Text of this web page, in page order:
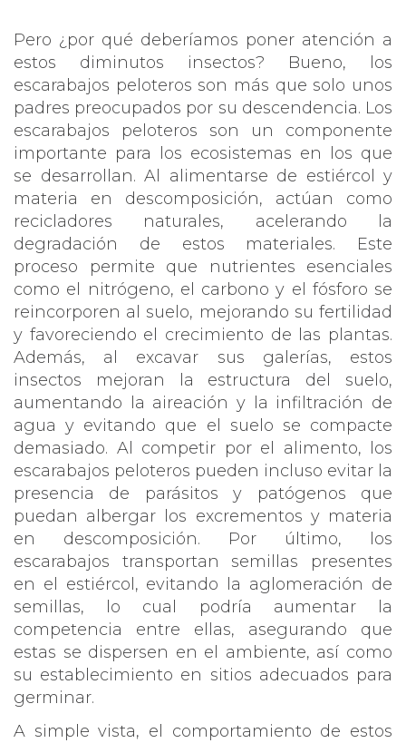
Pero ¿por qué deberíamos poner atención a
estos diminutos insectos? Bueno, los
escarabajos peloteros son más que solo unos
padres preocupados por su descendencia. Los
escarabajos peloteros son un componente
importante para los ecosistemas en los que
se desarrollan. Al alimentarse de estiércol y
materia en descomposición, actúan como
recicladores naturales, acelerando la
degradación de estos materiales. Este
proceso permite que nutrientes esenciales
como el nitrógeno, el carbono y el fósforo se
reincorporen al suelo, mejorando su fertilidad
y favoreciendo el crecimiento de las plantas.
Además, al excavar sus galerías, estos
insectos mejoran la estructura del suelo,
aumentando la aireación y la infiltración de
agua y evitando que el suelo se compacte
demasiado. Al competir por el alimento, los
escarabajos peloteros pueden incluso evitar la
presencia de parásitos y patógenos que
puedan albergar los excrementos y materia
en descomposición. Por último, los
escarabajos transportan semillas presentes
en el estiércol, evitando la aglomeración de
semillas, lo cual podría aumentar la
competencia entre ellas, asegurando que
estas se dispersen en el ambiente, así como
su establecimiento en sitios adecuados para
germinar.
A simple vista, el comportamiento de estos